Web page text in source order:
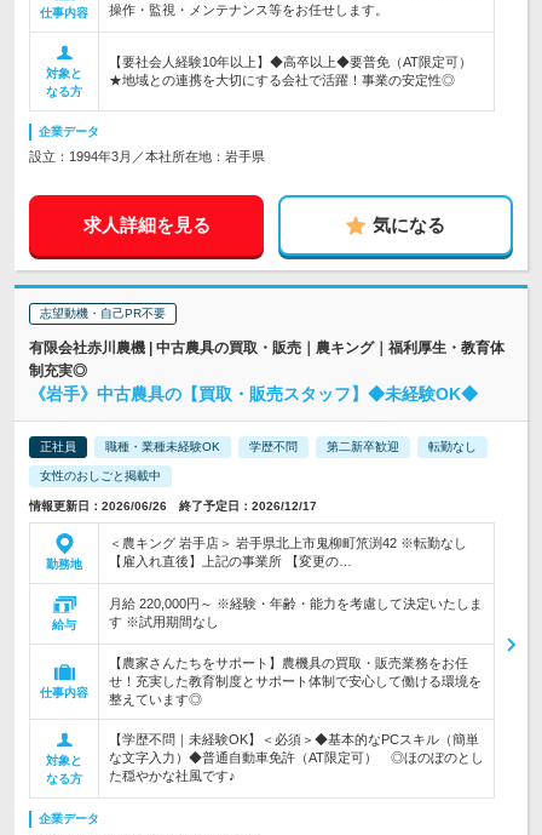
仕事内容
操作・監視・メンテナンス等をお任せします。
対象と
なる方
【要社会人経験10年以上】◆高卒以上◆要普免（AT限定可）
★地域との連携を大切にする会社で活躍！事業の安定性◎
企業データ
設立：1994年3月／本社所在地：岩手県
求人詳細を見る 気になる
志望動機・自己PR不要
有限会社赤川農機 | 中古農具の買取・販売｜農キング｜福利厚生・教育体
制充実◎
《岩手》中古農具の【買取・販売スタッフ】◆未経験OK◆
正社員 職種・業種未経験OK 学歴不問 第二新卒歓迎 転勤なし
女性のおしごと掲載中
情報更新日：2026/06/26 終了予定日：2026/12/17
勤務地
＜農キング 岩手店＞ 岩手県北上市鬼柳町笊渕42 ※転勤なし
【雇入れ直後】上記の事業所 【変更の…
給与
月給 220,000円～ ※経験・年齢・能力を考慮して決定いたしま
す ※試用期間なし
仕事内容
【農家さんたちをサポート】農機具の買取・販売業務をお任
せ！充実した教育制度とサポート体制で安心して働ける環境を
整えています◎
対象と
なる方
【学歴不問｜未経験OK】＜必須＞◆基本的なPCスキル（簡単
な文字入力）◆普通自動車免許（AT限定可） ◎ほのぼのとし
た穏やかな社風です♪
企業データ